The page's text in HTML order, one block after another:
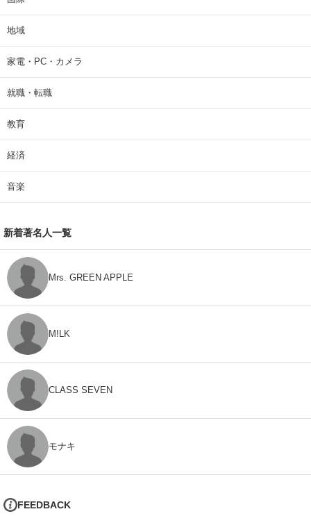
地域
家電・PC・カメラ
就職・転職
教育
経済
音楽
新着著名人一覧
Mrs. GREEN APPLE
M!LK
CLASS SEVEN
モナキ
FEEDBACK